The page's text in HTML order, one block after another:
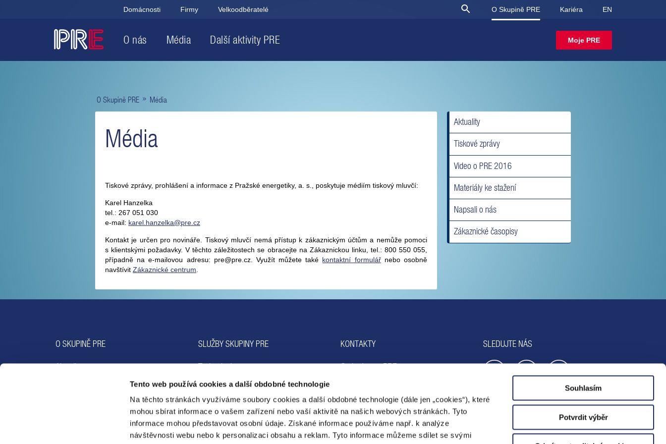
Tento web používá cookies a další obdobné technologie
Na těchto stránkách využíváme soubory cookies a další obdobné technologie (dále jen „cookies“), které
mohou sbírat informace o vašem zařízení nebo vaší aktivitě na našich webových stránkách. Tyto
informace mohou představovat osobní údaje. Získané informace používáme např. k analýze
návštěvnosti webu nebo k personalizaci obsahu a reklam. Tyto informace můžeme sdílet se svými
Souhlasím
Potvrdit výběr
Domácnosti Firmy Velkoodběratelé O Skupině PRE Kariéra EN
O nás Média Další aktivity PRE Moje PRE
O Skupině PRE » Média
Média
Tiskové zprávy, prohlášení a informace z Pražské energetiky, a. s., poskytuje médiím tiskový mluvčí:
Karel Hanzelka
tel.: 267 051 030
e-mail: karel.hanzelka@pre.cz
Kontakt je určen pro novináře. Tiskový mluvčí nemá přístup k zákaznickým účtům a nemůže pomoci
s klientskými požadavky. V těchto záležitostech se obracejte na Zákaznickou linku, tel.: 800 550 055,
případně na e-mailovou adresu: pre@pre.cz. Využít můžete také kontaktní formulářnebo osobně
navštívit Zákaznické centrum
Aktuality
Tiskové zprávy
Video o PRE 2016
Materiály ke stažení
Napsali o nás
Zákaznické časopisy
O SKUPINĚ PRE
Aktuality
SLUŽBY SKUPINY PRE
Technologie
Emobilita
KONTAKTY
Ombudsman PRE
SLEDUJTE NÁS